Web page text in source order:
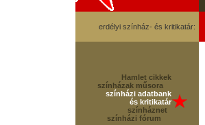
erdélyi színház- és kritikatár:
Hamlet cikkek
színházak műsora
színházi adatbank
és kritikatár
színháznet
színházi fórum